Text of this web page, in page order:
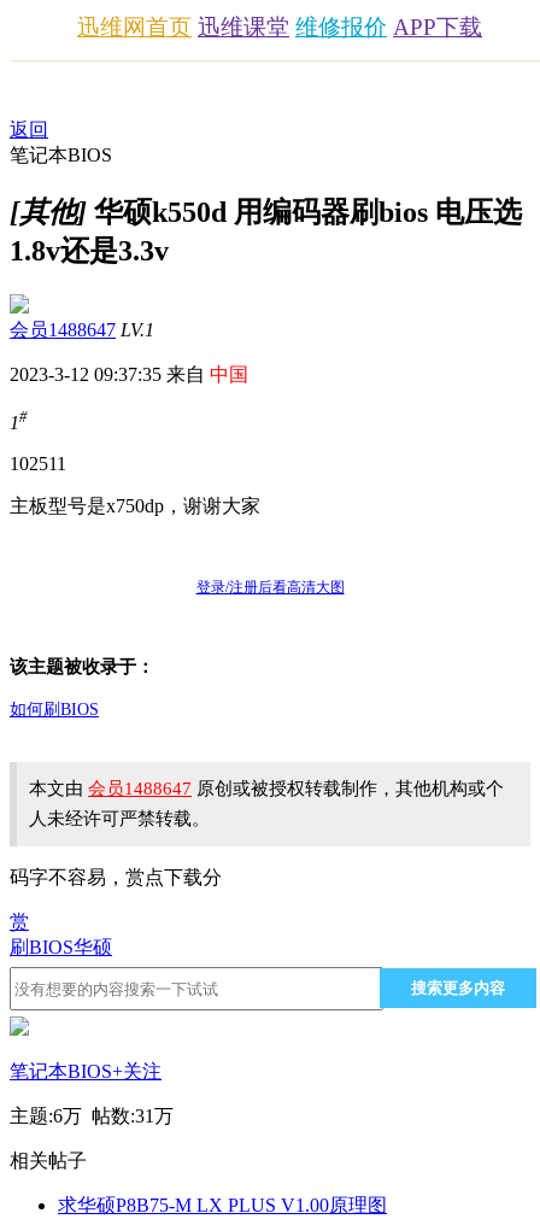
迅维网首页 迅维课堂 维修报价 APP下载
返回
笔记本BIOS
[其他] 华硕k550d 用编码器刷bios 电压选
1.8v还是3.3v
会员1488647 LV.1
2023-3-12 09:37:35 来自 中国
1#
102511
主板型号是x750dp，谢谢大家
登录/注册后看高清大图
该主题被收录于：
如何刷BIOS
本文由 会员1488647 原创或被授权转载制作，其他机构或个
人未经许可严禁转载。
码字不容易，赏点下载分
赏
刷BIOS华硕
搜索更多内容
笔记本BIOS+关注
主题:6万 帖数:31万
相关帖子
求华硕P8B75-M LX PLUS V1.00原理图